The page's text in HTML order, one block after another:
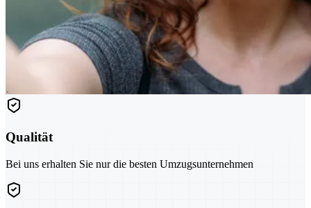
Qualität
Bei uns erhalten Sie nur die besten Umzugsunternehmen